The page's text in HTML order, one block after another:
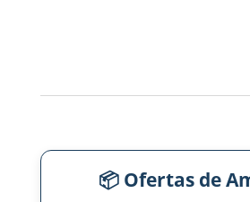
📦 Ofertas de